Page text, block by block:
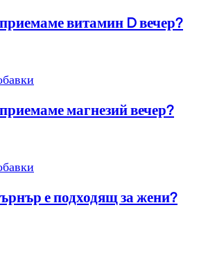
витамин D вечер?
магнезий вечер?
е подходящ за жени?